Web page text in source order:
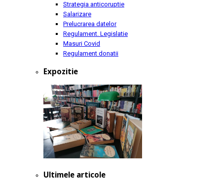
Strategia anticoruptie
Salarizare
Prelucrarea datelor
Regulament. Legislatie
Masuri Covid
Regulament donatii
Expozitie
Ultimele articole